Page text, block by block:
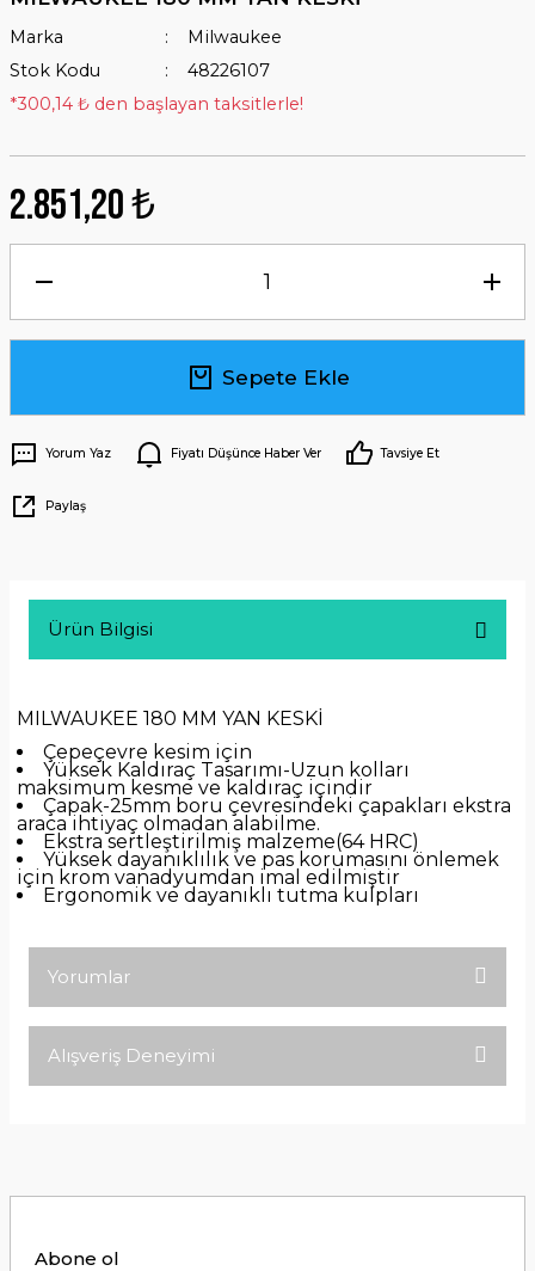
Marka
Milwaukee
Stok Kodu
48226107
*300,14 ₺ den başlayan taksitlerle!
2.851,20 ₺
Sepete Ekle
Yorum Yaz Fiyatı Düşünce Haber Ver Tavsiye Et
Paylaş
Ürün Bilgisi
MILWAUKEE 180 MM YAN KESKİ
Çepeçevre kesim için
Yüksek Kaldıraç Tasarımı-Uzun kolları
maksimum kesme ve kaldıraç içindir
Çapak-25mm boru çevresindeki çapakları ekstra
araca ihtiyaç olmadan alabilme.
Ekstra sertleştirilmiş malzeme(64 HRC)
Yüksek dayanıklılık ve pas korumasını önlemek
için krom vanadyumdan imal edilmiştir
Ergonomik ve dayanıklı tutma kulpları
Yorumlar
Alışveriş Deneyimi
Abone ol